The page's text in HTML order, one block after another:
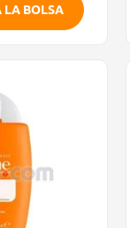
LA BOLSA